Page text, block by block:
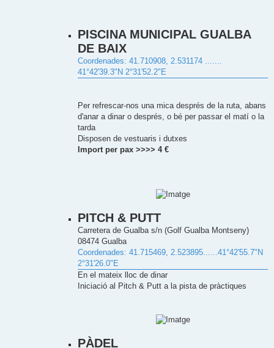
PISCINA MUNICIPAL GUALBA
DE BAIX
Coordenades: 41.710908, 2.531174 .......
41°42'39.3"N 2°31'52.2"E
Per refrescar-nos una mica després de la ruta, abans
d'anar a dinar o després, o bé per passar el matí o la
tarda
Disposen de vestuaris i dutxes
Import per pax >>>> 4 €
PITCH & PUTT
Carretera de Gualba s/n (Golf Gualba Montseny)
08474 Gualba
Coordenades: 41.715469, 2.523895......41°42'55.7"N
2°31'26.0"E
En el mateix lloc de dinar
Iniciació al Pitch & Putt a la pista de pràctiques
PÀDEL